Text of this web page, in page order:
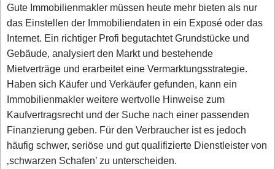
Gute Immobilienmakler müssen heute mehr bieten als nur
das Einstellen der Immobiliendaten in ein Exposé oder das
Internet. Ein richtiger Profi begutachtet Grundstücke und
Gebäude, analysiert den Markt und bestehende
Mietverträge und erarbeitet eine Vermarktungsstrategie.
Haben sich Käufer und Verkäufer gefunden, kann ein
Immobilienmakler weitere wertvolle Hinweise zum
Kaufvertragsrecht und der Suche nach einer passenden
Finanzierung geben. Für den Verbraucher ist es jedoch
häufig schwer, seriöse und gut qualifizierte Dienstleister von
‚schwarzen Schafen’ zu unterscheiden.